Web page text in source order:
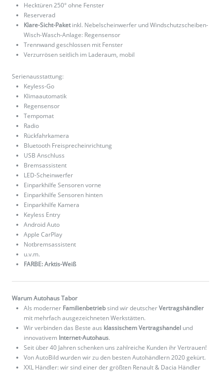
Hecktüren 250° ohne Fenster
Reserverad
Klare-Sicht-Paketinkl. Nebelscheinwerfer und Windschutzscheiben-
Wisch-Wasch-Anlage: Regensensor
Trennwand geschlossen mit Fenster
Verzurrösen seitlich im Laderaum, mobil
Serienausstattung:
Keyless-Go
Klimaautomatik
Regensensor
Tempomat
Radio
Rückfahrkamera
Bluetooth Freisprecheinrichtung
USB Anschluss
Bremsassistent
LED-Scheinwerfer
Einparkhilfe Sensoren vorne
Einparkhilfe Sensoren hinten
Einparkhilfe Kamera
Keyless Entry
Android Auto
Apple CarPlay
Notbremsassistent
u.v.m.
FARBE: Arktis-Weiß
Warum Autohaus Tabor
Als moderner Familienbetriebsind wir deutscherVertragshändler
mit mehrfach ausgezeichneten Werkstätten.
Wir verbinden das Beste aus klassischem Vertragshandel und
innovativem Internet-Autohaus.
Seit über 40 Jahren schenken uns zahlreiche Kunden ihr Vertrauen!
Von AutoBild wurden wir zu den besten Autohändlern 2020 gekürt.
XXL Händler: wir sind einer der größten Renault & Dacia Händler